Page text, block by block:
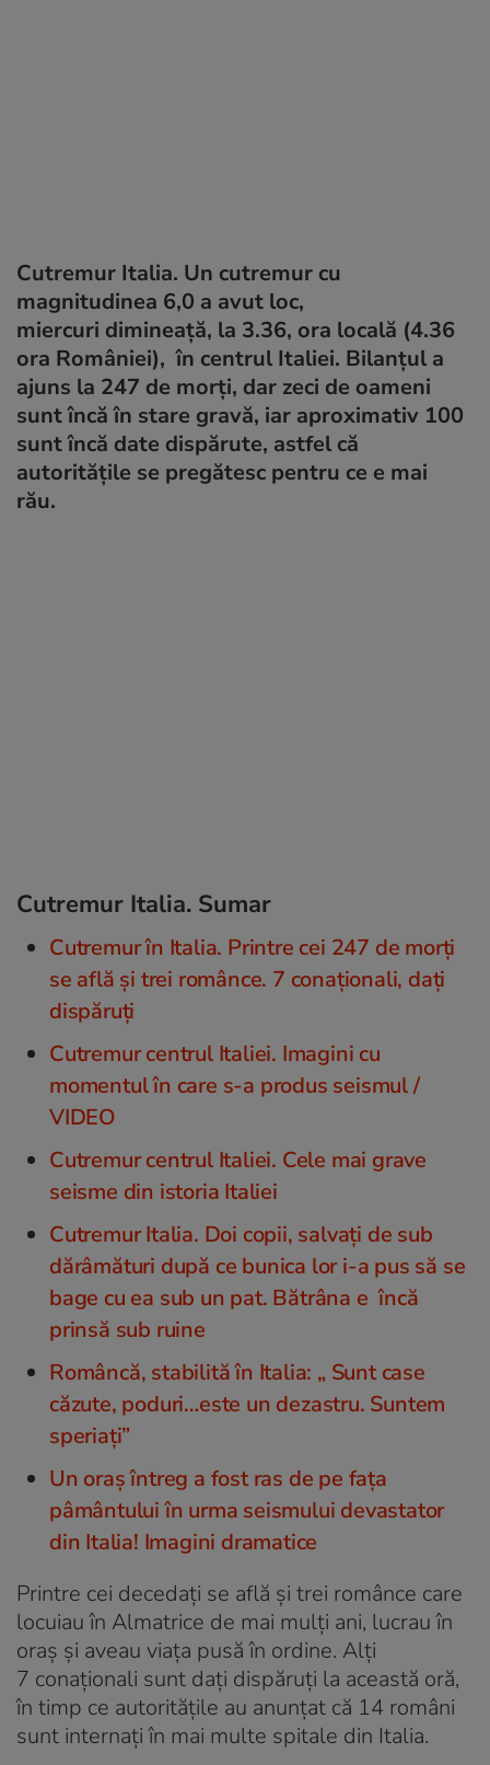
Cutremur Italia. Un cutremur cu
magnitudinea 6,0 a avut loc,
miercuri dimineață, la 3.36, ora locală (4.36
ora României), în centrul Italiei. Bilanțul a
ajuns la 247 de morți, dar zeci de oameni
sunt încă în stare gravă, iar aproximativ 100
sunt încă date dispărute, astfel că
autoritățile se pregătesc pentru ce e mai
rău.
Cutremur Italia. Sumar
Cutremur în Italia. Printre cei 247 de morți
se află și trei românce. 7 conaționali, dați
dispăruți
Cutremur centrul Italiei. Imagini cu
momentul în care s-a produs seismul /
VIDEO
Cutremur centrul Italiei. Cele mai grave
seisme din istoria Italiei
Cutremur Italia. Doi copii, salvați de sub
dărâmături după ce bunica lor i-a pus să se
bage cu ea sub un pat. Bătrâna e încă
prinsă sub ruine
Româncă, stabilită în Italia: „ Sunt case
căzute, poduri…este un dezastru. Suntem
speriaţi”
Un oraș întreg a fost ras de pe fața
pâmântului în urma seismului devastator
din Italia! Imagini dramatice
Printre cei decedaţi se află şi trei românce care
locuiau în Almatrice de mai mulți ani, lucrau în
oraș și aveau viața pusă în ordine. Alți
7 conaționali sunt dați dispăruți la această oră,
în timp ce autoritățile au anunțat că 14 români
sunt internați în mai multe spitale din Italia.